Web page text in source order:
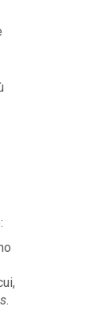
.
c’è più
-...